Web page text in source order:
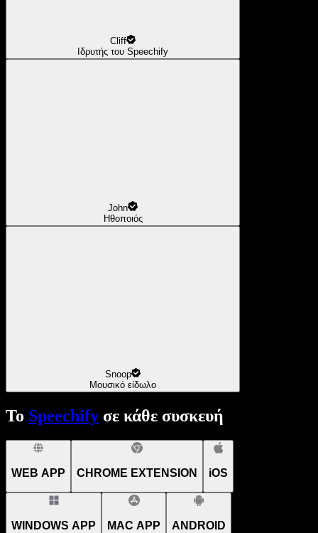
Cliff
Ιδρυτής του Speechify
John
Ηθοποιός
Snoop
Μουσικό είδωλο
Το Speechify σε κάθε συσκευή
WEB APP CHROME EXTENSION iOS
WINDOWS APP MAC APP ANDROID